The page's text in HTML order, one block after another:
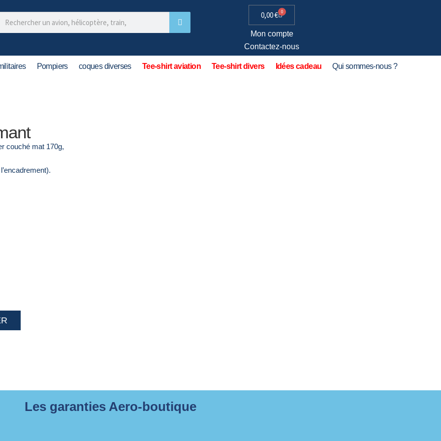
0,00€ 0
Mon compte
Contactez-nous
Pompiers coques diverses Tee-shirt aviation Tee-shirt divers Idées cadeau Qui sommes-nous ?
couché mat 170g,
Les garanties Aero-boutique